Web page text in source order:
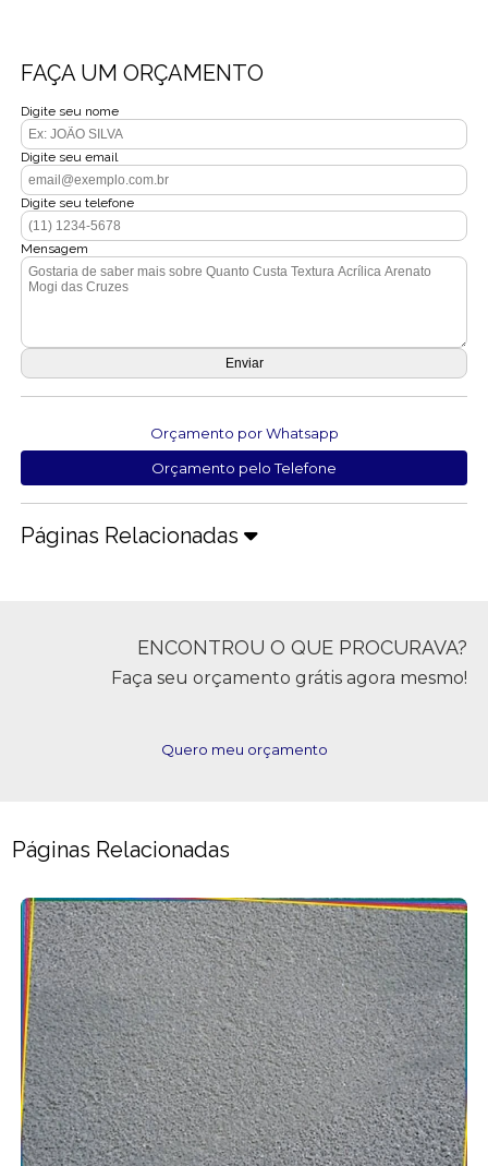
FAÇA UM ORÇAMENTO
Digite seu nome
Digite seu email
Digite seu telefone
Mensagem
Orçamento por Whatsapp
Orçamento pelo Telefone
Páginas Relacionadas
ENCONTROU O QUE PROCURAVA?
Faça seu orçamento grátis agora mesmo!
Quero meu orçamento
Páginas Relacionadas